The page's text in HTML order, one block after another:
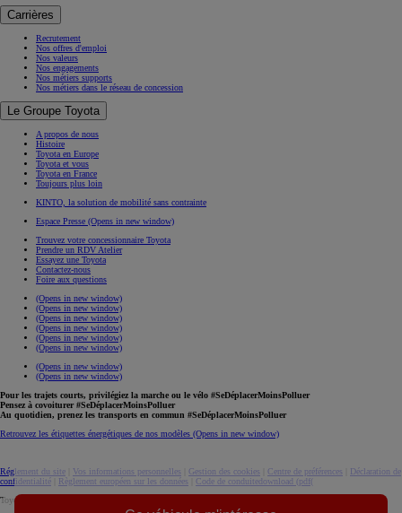
Carrières
Recrutement
Nos offres d'emploi
Nos valeurs
Nos engagements
Nos métiers supports
Nos métiers dans le réseau de concession
Le Groupe Toyota
A propos de nous
Histoire
Toyota en Europe
Toyota et vous
Toyota en France
Toujours plus loin
KINTO, la solution de mobilité sans contrainte
Espace Presse (Opens in new window)
Trouvez votre concessionnaire Toyota
Prendre un RDV Atelier
Essayez une Toyota
Contactez-nous
Foire aux questions
(Opens in new window)
(Opens in new window)
(Opens in new window)
(Opens in new window)
(Opens in new window)
(Opens in new window)
(Opens in new window)
(Opens in new window)
Pour les trajets courts, privilégiez la marche ou le vélo #SeDéplacerMoinsPolluer
Pensez à covoiturer #SeDéplacerMoinsPolluer
Au quotidien, prenez les transports en commun #SeDéplacerMoinsPolluer
Retrouvez les étiquettes énergétiques de nos modèles (Opens in new window)
Réglement du site Vos informations personnelles Gestion des cookies Centre de préférences
Déclaration de
confidentialité
Règlement européen sur les données Code de conduitedownload (pdf(
Toyota. Tous droits réservés. © 2026